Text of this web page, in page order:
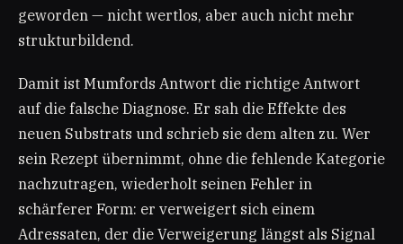
geworden — nicht wertlos, aber auch nicht mehr
strukturbildend.
Damit ist Mumfords Antwort die richtige Antwort
auf die falsche Diagnose. Er sah die Effekte des
neuen Substrats und schrieb sie dem alten zu. Wer
sein Rezept übernimmt, ohne die fehlende Kategorie
nachzutragen, wiederholt seinen Fehler in
schärferer Form: er verweigert sich einem
Adressaten, der die Verweigerung längst als Signal